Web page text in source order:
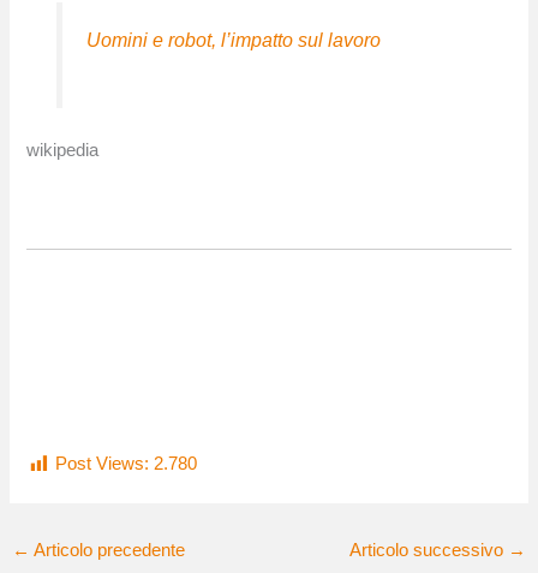
Uomini e robot, l’impatto sul lavoro
wikipedia
Post Views: 2.780
← Articolo precedente Articolo successivo →